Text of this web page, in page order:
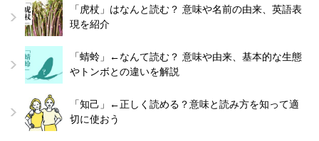
「虎杖」はなんと読む？ 意味や名前の由来、英語表
現を紹介
「蜻蛉」←なんて読む？ 意味や由来、基本的な生態
やトンボとの違いを解説
「知己」←正しく読める？意味と読み方を知って適
切に使おう